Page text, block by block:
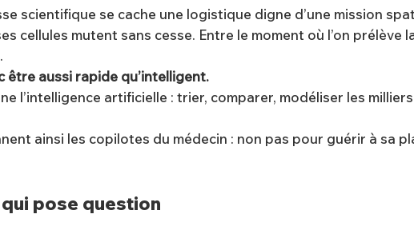
scientifique se cache une logistique digne d’une mission
cellules mutent sans cesse. Entre le moment où l’on
aussi rapide qu’intelligent.
l’intelligence artificielle : trier, comparer, modéliser les
ainsi les copilotes du médecin : non pas pour guérir à sa
pose question